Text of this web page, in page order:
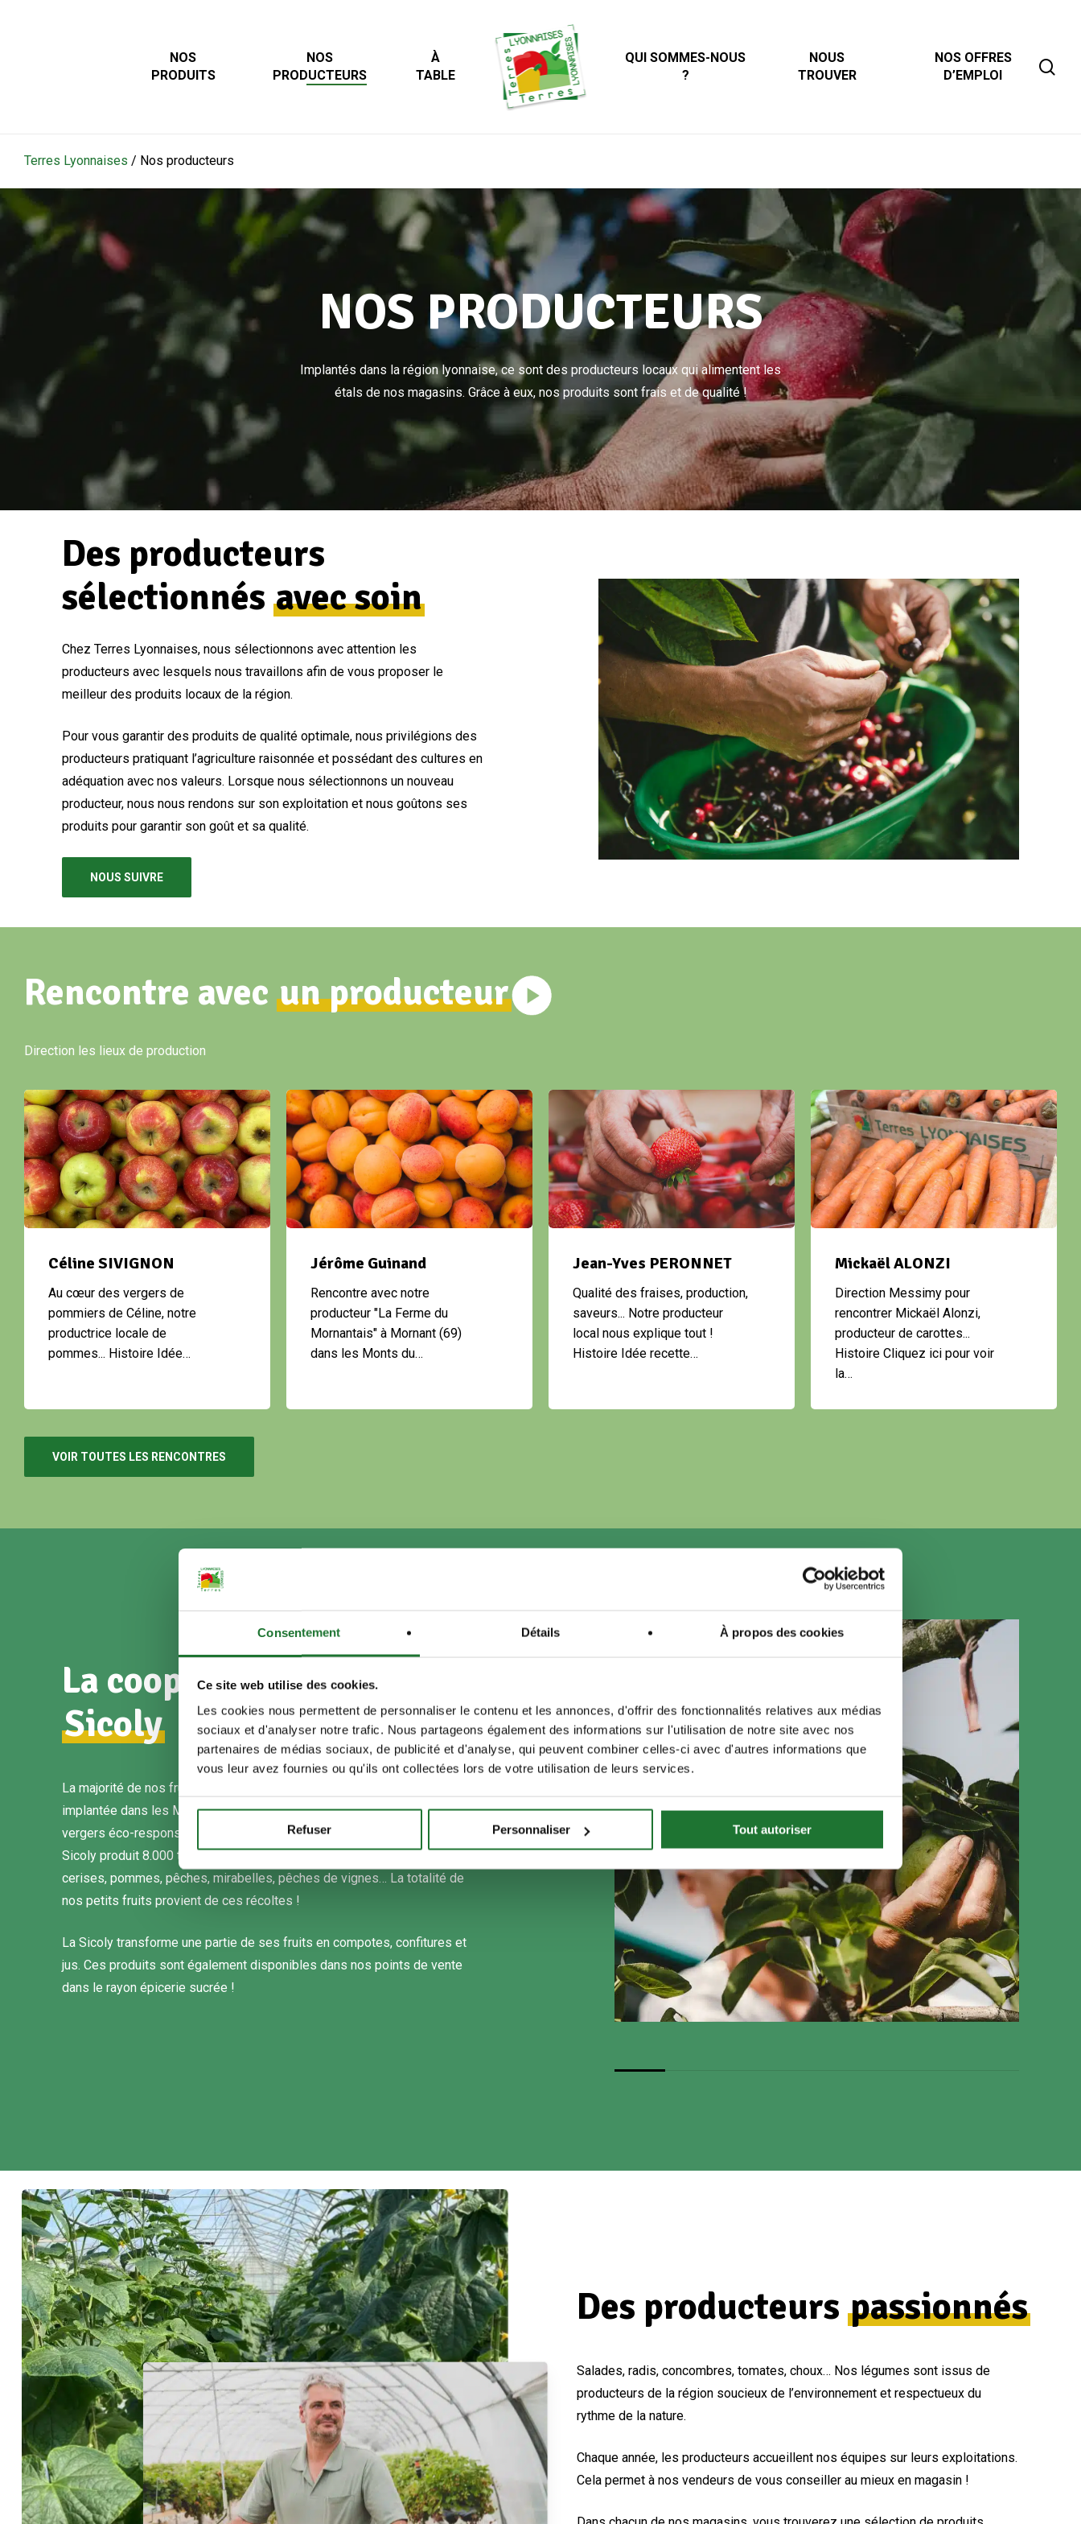
Consentement Détails À propos des cookies
Ce site web utilise des cookies.
Les cookies nous permettent de personnaliser le contenu et les annonces, d'offrir des fonctionnalités relatives aux médias
sociaux et d'analyser notre trafic. Nous partageons également des informations sur l'utilisation de notre site avec nos
partenaires de médias sociaux, de publicité et d'analyse, qui peuvent combiner celles-ci avec d'autres informations que
vous leur avez fournies ou qu'ils ont collectées lors de votre utilisation de leurs services.
Refuser Personnaliser Tout autoriser
NOS
PRODUITS
NOS
PRODUCTEURS
À
TABLE
QUI SOMMES-NOUS
?
NOUS
TROUVER
NOS OFFRES
D’EMPLOI
Terres Lyonnaises / Nos producteurs
NOS PRODUCTEURS
Implantés dans la région lyonnaise, ce sont des producteurs locaux qui alimentent les
étals de nos magasins. Grâce à eux, nos produits sont frais et de qualité !
Des producteurs
sélectionnés avec soin
Chez Terres Lyonnaises, nous sélectionnons avec attention les
producteurs avec lesquels nous travaillons afin de vous proposer le
meilleur des produits locaux de la région.
Pour vous garantir des produits de qualité optimale, nous privilégions des
producteurs pratiquant l’agriculture raisonnée et possédant des cultures en
adéquation avec nos valeurs. Lorsque nous sélectionnons un nouveau
producteur, nous nous rendons sur son exploitation et nous goûtons ses
produits pour garantir son goût et sa qualité.
NOUS SUIVRE
Rencontre avec un producteur
Direction les lieux de production
Céline SIVIGNON
Au cœur des vergers de
pommiers de Céline, notre
productrice locale de
pommes... Histoire Idée…
Jérôme Guinand
Rencontre avec notre
producteur "La Ferme du
Mornantais" à Mornant (69)
dans les Monts du…
Jean-Yves PERONNET
Qualité des fraises, production,
saveurs... Notre producteur
local nous explique tout !
Histoire Idée recette…
Mickaël ALONZI
Direction Messimy pour
rencontrer Mickaël Alonzi,
producteur de carottes...
Histoire Cliquez ici pour voir
la…
VOIR TOUTES LES RENCONTRES
La coopérative fruitière
Sicoly
La majorité de nos fruits provient de la coopérative fruitière Sicoly,
implantée dans les Monts du Lyonnais. Avec ses 570 hectares de
vergers éco-responsables et plus de 100 associés coopérateurs, la
Sicoly produit 8.000 tonnes de petits fruits par an : framboises, fraises,
cerises, pommes, pêches, mirabelles, pêches de vignes… La totalité de
nos petits fruits provient de ces récoltes !
La Sicoly transforme une partie de ses fruits en compotes, confitures et
jus. Ces produits sont également disponibles dans nos points de vente
dans le rayon épicerie sucrée !
Des producteurs passionnés
Salades, radis, concombres, tomates, choux… Nos légumes sont issus de
producteurs de la région soucieux de l’environnement et respectueux du
rythme de la nature.
Chaque année, les producteurs accueillent nos équipes sur leurs exploitations.
Cela permet à nos vendeurs de vous conseiller au mieux en magasin !